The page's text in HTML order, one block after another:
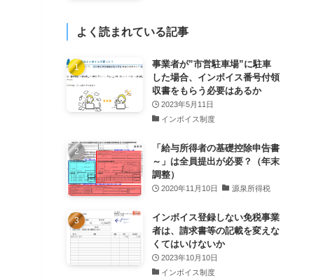
よく読まれている記事
事業者が”市営駐車場”に駐車
した場合、インボイス番号付領
収書をもらう必要はあるか
2023年5月11日
インボイス制度
「給与所得者の基礎控除申告書
～」は全員提出が必要？（年末
調整）
2020年11月10日 源泉所得税
インボイス登録しない免税事業
者は、請求書等の記載を変えな
くてはいけないか
2023年10月10日
インボイス制度